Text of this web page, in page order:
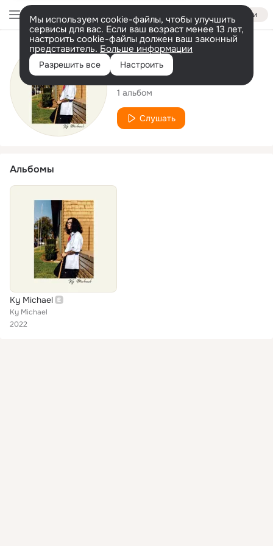
Войти
Мы используем cookie-файлы, чтобы улучшить
сервисы для вас. Если ваш возраст менее 13 лет,
настроить cookie-файлы должен ваш законный
представитель. Больше информации
Разрешить все Настроить
Исполнитель
Ky Michael
1 альбом
Слушать
Альбомы
Ky Michael
Ky Michael
2022